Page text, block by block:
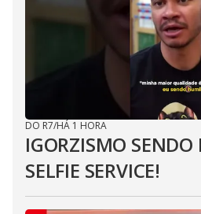
DO R7/HÁ 1 HORA
IGORZISMO
SELFIE SERVICE!